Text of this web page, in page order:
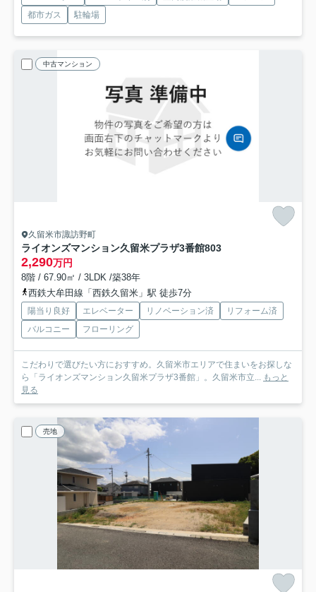
都市ガス
駐輪場
中古マンション
久留米市諏訪野町
ライオンズマンション久留米プラザ3番館803
2,290万円
8階 / 67.90㎡ / 3LDK /築38年
西鉄大牟田線「西鉄久留米」駅 徒歩7分
陽当り良好 エレベーター リノベーション済
リフォーム済
バルコニー
フローリング
こだわりで選びたい方におすすめ。久留米市エリアで住まいをお探しな
ら「ライオンズマンション久留米プラザ3番館」。久留米市立... もっと
見る
売地